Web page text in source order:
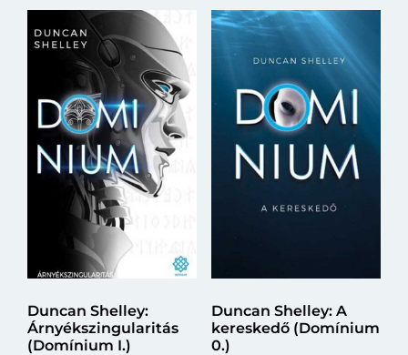
Duncan Shelley:
Árnyékszingularitás
(Domínium I.)
Duncan Shelley: A
kereskedő (Domínium
0.)